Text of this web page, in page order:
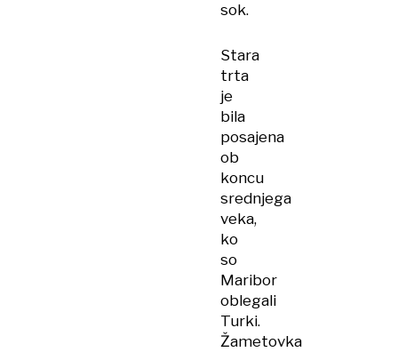
sok.
Stara
trta
je
bila
posajena
ob
koncu
srednjega
veka,
ko
so
Maribor
oblegali
Turki.
Žametovka